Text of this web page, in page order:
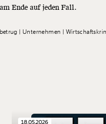
Ende auf jeden Fall.
Unternehmen
18.05.2026